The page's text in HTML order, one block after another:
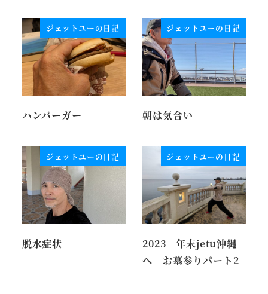
ジェットユーの日記
ハンバーガー
ジェットユーの日記
朝は気合い
ジェットユーの日記
脱水症状
ジェットユーの日記
2023 年末jetu沖縄
へ お墓参りパート2